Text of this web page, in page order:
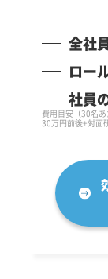
全社
ロー
社員
費用目安（30名あ
30万円前後+対面